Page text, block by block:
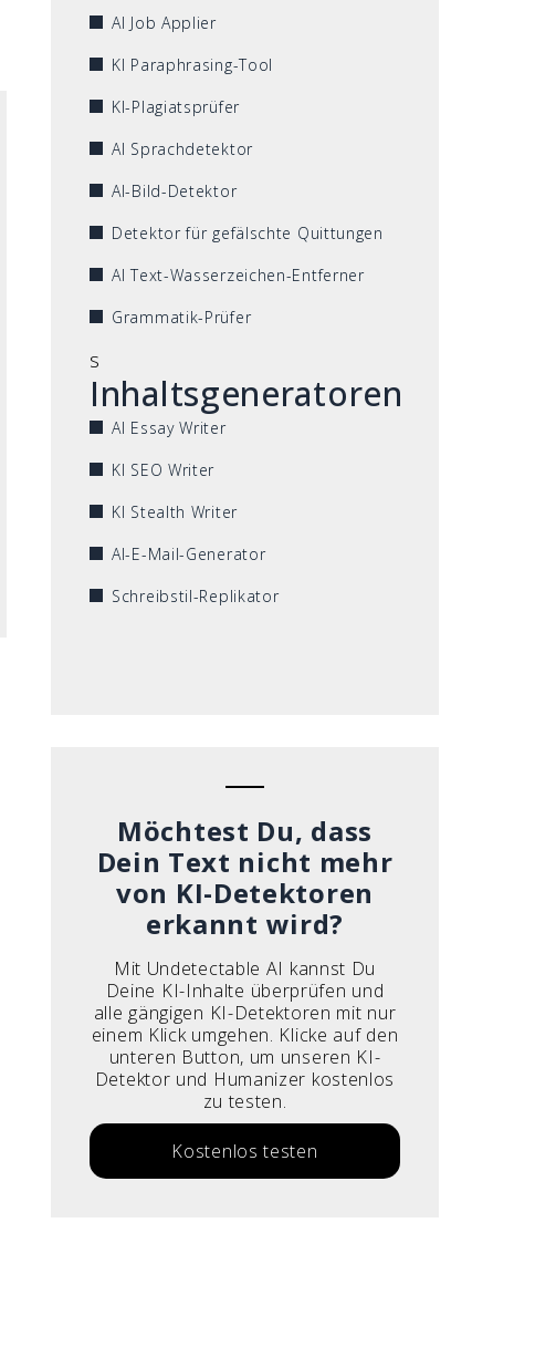
AI Job Applier
KI Paraphrasing-Tool
KI-Plagiatsprüfer
AI Sprachdetektor
AI-Bild-Detektor
Detektor für gefälschte Quittungen
AI Text-Wasserzeichen-Entferner
Grammatik-Prüfer
s
Inhaltsgeneratoren
AI Essay Writer
KI SEO Writer
KI Stealth Writer
AI-E-Mail-Generator
Schreibstil-Replikator
Möchtest Du, dass
Dein Text nicht mehr
von KI-Detektoren
erkannt wird?
Mit Undetectable AI kannst Du
Deine KI-Inhalte überprüfen und
alle gängigen KI-Detektoren mit nur
einem Klick umgehen. Klicke auf den
unteren Button, um unseren KI-
Detektor und Humanizer kostenlos
zu testen.
Kostenlos testen